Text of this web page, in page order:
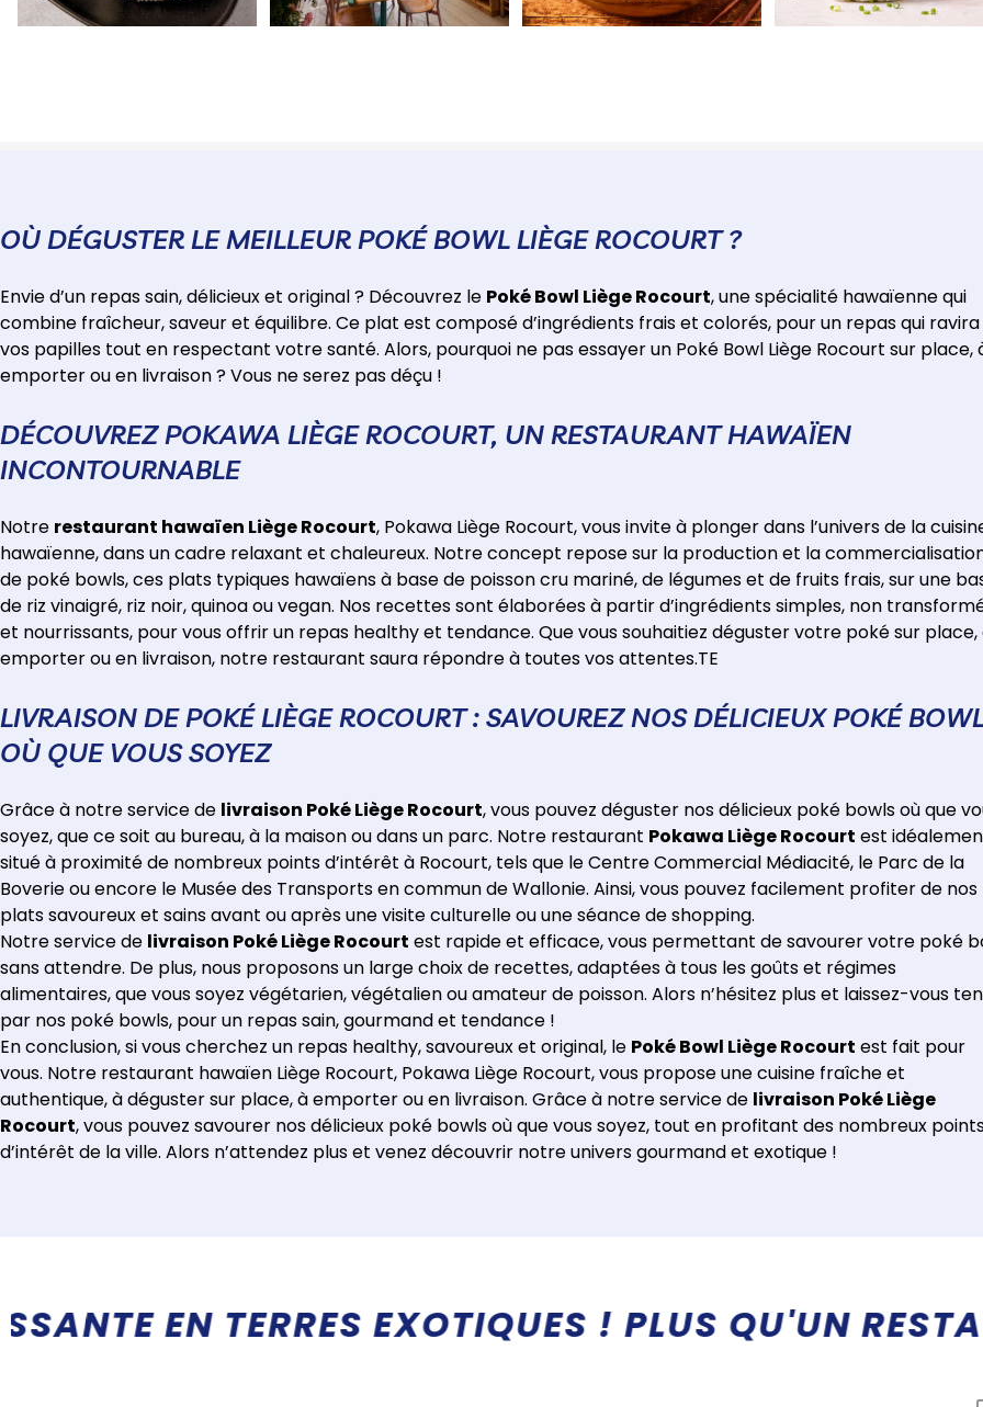
OÙ DÉGUSTER LE MEILLEUR POKÉ BOWL LIÈGE ROCOURT ?
Envie d’un repas sain, délicieux et original ? Découvrez le Poké Bowl Liège Rocourt, une spécialité hawaïenne qui
combine fraîcheur, saveur et équilibre. Ce plat est composé d’ingrédients frais et colorés, pour un repas qui ravira
vos papilles tout en respectant votre santé. Alors, pourquoi ne pas essayer un Poké Bowl Liège Rocourt sur place,
emporter ou en livraison ? Vous ne serez pas déçu !
DÉCOUVREZ POKAWA LIÈGE ROCOURT, UN RESTAURANT HAWAÏEN
INCONTOURNABLE
Notre restaurant hawaïen Liège Rocourt, Pokawa Liège Rocourt, vous invite à plonger dans l’univers de la
hawaïenne, dans un cadre relaxant et chaleureux. Notre concept repose sur la production et la
de poké bowls, ces plats typiques hawaïens à base de poisson cru mariné, de légumes et de fruits frais, sur une
de riz vinaigré, riz noir, quinoa ou vegan. Nos recettes sont élaborées à partir d’ingrédients simples, non
et nourrissants, pour vous offrir un repas healthy et tendance. Que vous souhaitiez déguster votre poké sur place,
emporter ou en livraison, notre restaurant saura répondre à toutes vos attentes.TE
LIVRAISON DE POKÉ LIÈGE ROCOURT : SAVOUREZ NOS DÉLICIEUX POKÉ
OÙ QUE VOUS SOYEZ
Grâce à notre service de livraison Poké Liège Rocourt, vous pouvez déguster nos délicieux poké bowls où que
soyez, que ce soit au bureau, à la maison ou dans un parc. Notre restaurant Pokawa Liège Rocourt est
situé à proximité de nombreux points d’intérêt à Rocourt, tels que le Centre Commercial Médiacité, le Parc de la
Boverie ou encore le Musée des Transports en commun de Wallonie. Ainsi, vous pouvez facilement profiter de nos
plats savoureux et sains avant ou après une visite culturelle ou une séance de shopping.
Notre service de livraison Poké Liège Rocourt est rapide et efficace, vous permettant de savourer votre poké
sans attendre. De plus, nous proposons un large choix de recettes, adaptées à tous les goûts et régimes
alimentaires, que vous soyez végétarien, végétalien ou amateur de poisson. Alors n’hésitez plus et laissez-vous
par nos poké bowls, pour un repas sain, gourmand et tendance !
En conclusion, si vous cherchez un repas healthy, savoureux et original, le Poké Bowl Liège Rocourt est fait pour
vous. Notre restaurant hawaïen Liège Rocourt, Pokawa Liège Rocourt, vous propose une cuisine fraîche et
authentique, à déguster sur place, à emporter ou en livraison. Grâce à notre service de livraison Poké Liège
Rocourt, vous pouvez savourer nos délicieux poké bowls où que vous soyez, tout en profitant des nombreux
d’intérêt de la ville. Alors n’attendez plus et venez découvrir notre univers gourmand et exotique !
RESTAURANT, UNE IMMERSION